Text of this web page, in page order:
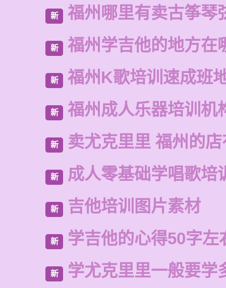
新 福州哪里有卖古筝琴
新 福州学吉他的地方在
新 福州K歌培训速成班
新 福州成人乐器培训机
新 卖尤克里里 福州的
新 成人零基础学唱歌培
新 吉他培训图片素材
新 学吉他的心得50字左
新 学尤克里里一般要学